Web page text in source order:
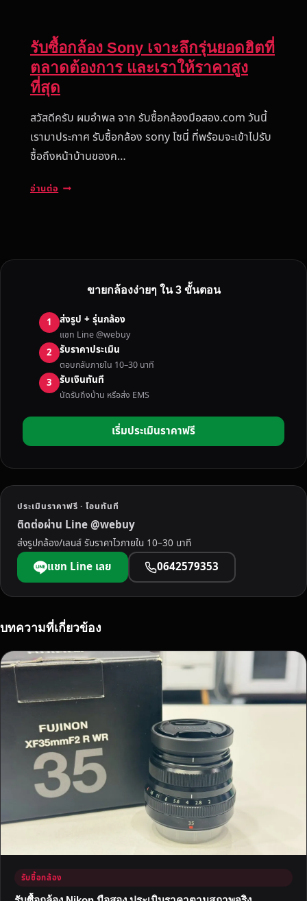
รับซื้อกล้อง Sony เจาะลึกรุ่นยอดฮิตที่
ตลาดต้องการ และเราให้ราคาสูง
ที่สุด
สวัสดีครับ ผมอำพล จาก รับซื้อกล้องมือสอง.com วันนี้
เรามาประกาศ รับซื้อกล้อง sony โซนี่ ที่พร้อมจะเข้าไปรับ
ซื้อถึงหน้าบ้านของค…
อ่านต่อ
ล้
O
N
Y
เ
จ
รุ่
น
ย
ด
ฮิ
ต
ที่
ต
า
ต้
า
ร
แ
ล
ะ
เ
ร
ร
า
ขายกล้องง่ายๆ ใน 3 ขั้นตอน
1 ส่งรูป + รุ่นกล้อง
แชท Line @webuy
2 รับราคาประเมิน
ตอบกลับภายใน 10–30 นาที
3 รับเงินทันที
นัดรับถึงบ้าน หรือส่ง EMS
เริ่มประเมินราคาฟรี
ประเมินราคาฟรี · โอนทันที
ติดต่อผ่าน Line @webuy
ส่งรูปกล้อง/เลนส์ รับราคาไวภายใน 10–30 นาที
แชท Line เลย 0642579353
บทความที่เกี่ยวข้อง
รับซื้อกล้อง